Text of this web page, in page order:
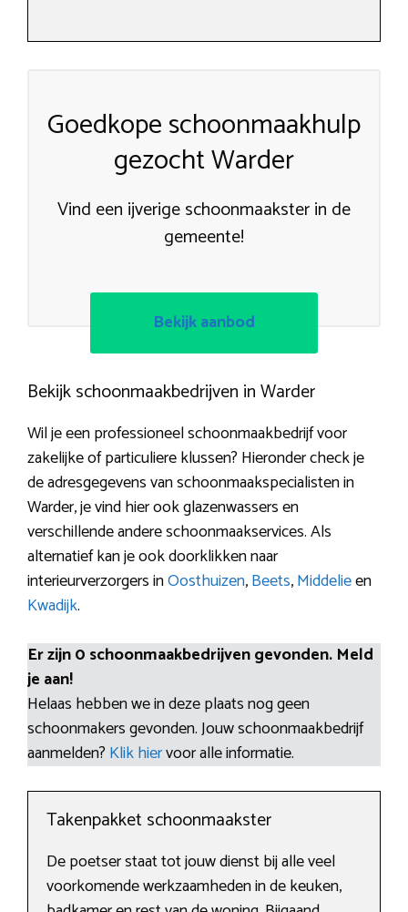
Goedkope schoonmaakhulp
gezocht Warder
Vind een ijverige schoonmaakster in de
gemeente!
Bekijk aanbod
Bekijk schoonmaakbedrijven in Warder
Wil je een professioneel schoonmaakbedrijf voor
zakelijke of particuliere klussen? Hieronder check je
de adresgegevens van schoonmaakspecialisten in
Warder, je vind hier ook glazenwassers en
verschillende andere schoonmaakservices. Als
alternatief kan je ook doorklikken naar
interieurverzorgers inOosthuizen,Beets,Middelieen
Kwadijk.
Er zijn 0 schoonmaakbedrijven gevonden. Meld
je aan!
Helaas hebben we in deze plaats nog geen
schoonmakers gevonden. Jouw schoonmaakbedrijf
aanmelden? Klik hiervoor alle informatie.
Takenpakket schoonmaakster
De poetser staat tot jouw dienst bij alle veel
voorkomende werkzaamheden in de keuken,